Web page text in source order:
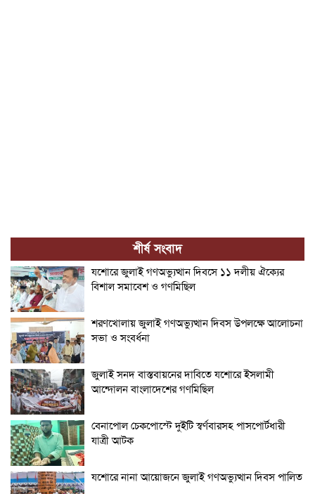
শীর্ষ সংবাদ
যশোরে জুলাই গণঅভ্যুত্থান দিবসে ১১ দলীয় ঐক্যের
বিশাল সমাবেশ ও গণমিছিল
শরণখোলায় জুলাই গণঅভ্যুত্থান দিবস উপলক্ষে আলোচনা
সভা ও সংবর্ধনা
জুলাই সনদ বাস্তবায়নের দাবিতে যশোরে ইসলামী
আন্দোলন বাংলাদেশের গণমিছিল
বেনাপোল চেকপোস্টে দুইটি স্বর্ণবারসহ পাসপোর্টধারী
যাত্রী আটক
যশোরে নানা আয়োজনে জুলাই গণঅভ্যুত্থান দিবস পালিত